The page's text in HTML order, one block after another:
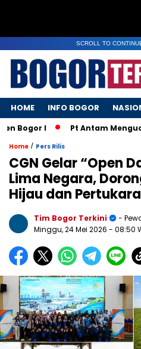
SCROLL TO
HOME INFO BOGOR
I Pt Antam
Home / Pers Rilis
CGN Gelar “Open
Lima Negara,
Hijau dan
Tim Bogor Terkini
-
Minggu, 24 Mei 2026 - 08:50